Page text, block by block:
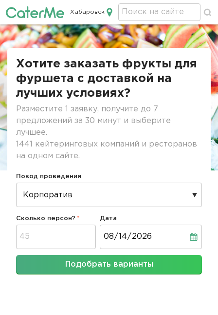
Кейтеринг в Хабаровске
Хабаровск
Строка
Хотите заказать фрукты для
фуршета с доставкой на
лучших условиях?
Разместите 1 заявку, получите до 7
предложений за 30 минут и выберите
лучшее.
1441 кейтеринговых компаний и ресторанов
на одном сайте.
Повод проведения
Сколько персон? Дата
Подобрать варианты